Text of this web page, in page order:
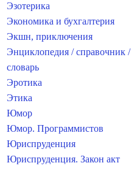
Эзотерика
Экономика и бухгалтерия
Экшн, приключения
Энциклопедия / справочник /
словарь
Эротика
Этика
Юмор
Юмор. Программистов
Юриспруденция
Юриспруденция. Закон акт